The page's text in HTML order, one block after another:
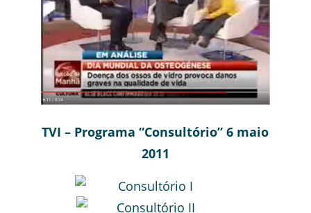
TVI – Programa “Consultório” 6 maio
2011